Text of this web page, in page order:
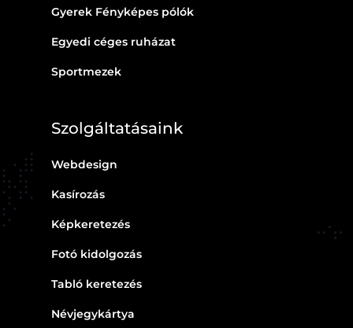
Gyerek Fényképes pólók
Egyedi céges ruházat
Sportmezek
Szolgáltatásaink
Webdesign
Kasírozás
Képkeretezés
Fotó kidolgozás
Tabló keretezés
Névjegykártya